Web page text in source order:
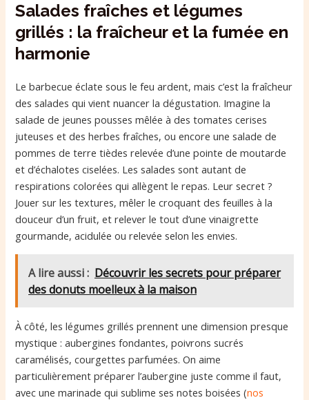
Salades fraîches et légumes
grillés : la fraîcheur et la fumée en
harmonie
Le barbecue éclate sous le feu ardent, mais c’est la fraîcheur
des salades qui vient nuancer la dégustation. Imagine la
salade de jeunes pousses mêlée à des tomates cerises
juteuses et des herbes fraîches, ou encore une salade de
pommes de terre tièdes relevée d’une pointe de moutarde
et d’échalotes ciselées. Les salades sont autant de
respirations colorées qui allègent le repas. Leur secret ?
Jouer sur les textures, mêler le croquant des feuilles à la
douceur d’un fruit, et relever le tout d’une vinaigrette
gourmande, acidulée ou relevée selon les envies.
A lire aussi : Découvrir les secrets pour préparer
des donuts moelleux à la maison
À côté, les légumes grillés prennent une dimension presque
mystique : aubergines fondantes, poivrons sucrés
caramélisés, courgettes parfumées. On aime
particulièrement préparer l’aubergine juste comme il faut,
avec une marinade qui sublime ses notes boisées (nos